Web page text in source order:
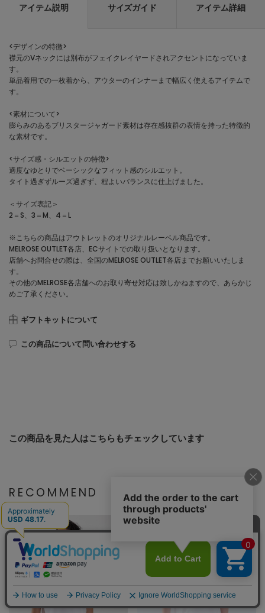
アイテム説明 サイズガイド アイテム詳細
<デザインの特徴>
襟元のVネックには別布がフェイクレイヤードされアクセントになっていま
す。
単品着用での一枚着から、アウターのインナーまで幅広く使えるアイテムで
す。
<素材について>
膨らみのあるブリスタージャガード素材は存在感抜群の表情を持った特徴的
な素材です。
<サイズ感・シルエットの特徴>
適度なゆとりでベーシックなフィット感のシルエット。
タイト過ぎずルーズ過ぎず、程よいバランスに仕上げました。
＜サイズ表記＞
2＝S、3＝M、4＝L
※こちらの商品はアウトレットのオリジナルレーベル商品です。
MELROSE OUTLET各店、ECサイトでの取り扱いとなります。
店舗へお問合せの際は、全国のMELROSE OUTLET各店までお願いいたしま
す。
その他のMELROSE各店舗へのお取り寄せ対応は致しかねますので、あらかじ
めご了承ください。
ギフトキットについて
この商品について問い合わせする
この商品を見た人はこちらもチェックしています
RECOMMEND